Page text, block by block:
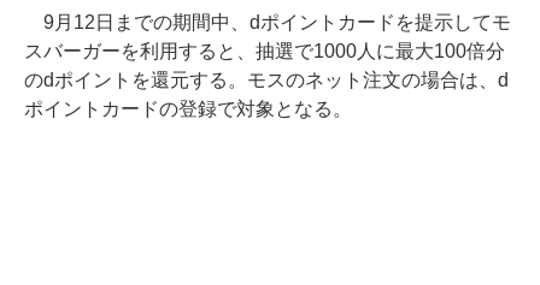
9月12日までの期間中、dポイントカードを提示してモ
スバーガーを利用すると、抽選で1000人に最大100倍分
のdポイントを還元する。モスのネット注文の場合は、d
ポイントカードの登録で対象となる。